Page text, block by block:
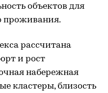
объектов для
проживания.
рассчитана
и рост
набережная
кластеры, близость